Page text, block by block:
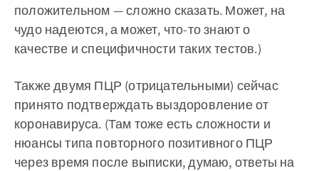
положительном — сложно сказать. Может, на
чудо надеются, а может, что-то знают о
качестве и специфичности таких тестов.)
Также двумя ПЦР (отрицательными) сейчас
принято подтверждать выздоровление от
коронавируса. (Там тоже есть сложности и
нюансы типа повторного позитивного ПЦР
через время после выписки, думаю, ответы на